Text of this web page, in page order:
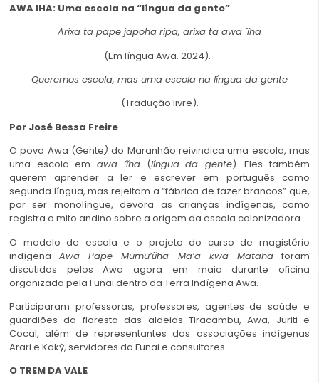
AWA IHA: Uma escola na “língua da gente”
Arixa ta pape japoha ripa, arixa ta awa ´ĩha
(Em língua Awa. 2024).
Queremos escola, mas uma escola na língua da gente
(Tradução livre).
Por José Bessa Freire
O povo Awa (Gente) do Maranhão reivindica uma escola, mas
uma escola em awa ‘ĩha (língua da gente). Eles também
querem aprender a ler e escrever em português como
segunda língua, mas rejeitam a “fábrica de fazer brancos” que,
por ser monolíngue, devora as crianças indígenas, como
registra o mito andino sobre a origem da escola colonizadora.
O modelo de escola e o projeto do curso de magistério
indígenaAwa Pape Mumu’ũha Ma’a kwa Matahaforam
discutidos pelos Awa agora em maio durante oficina
organizada pela Funai dentro da Terra Indígena Awa.
Participaram professoras, professores, agentes de saúde e
guardiões da floresta das aldeias Tiracambu, Awa, Juriti e
Cocal, além de representantes das associações indígenas
Arari e Kakỹ, servidores da Funai e consultores.
O TREM DA VALE